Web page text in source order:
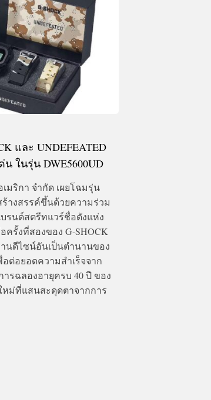
และ UNDEFEATED
ในรุ่น DWE5600UD
มริกา จำกัด เผยโฉมรุ่น
ร้างสรรค์ขึ้นด้วยความร่วม
รนด์สตรีทแวร์ชื่อดังแห่ง
รั้งที่สองของ G-SHOCK
านดีไซน์อันเป็นตำนานของ
ต่อยอดความสำเร็จจาก
ารฉลองอายุครบ 40 ปี ของ
หม่ที่แสนสะดุดตาจากการ